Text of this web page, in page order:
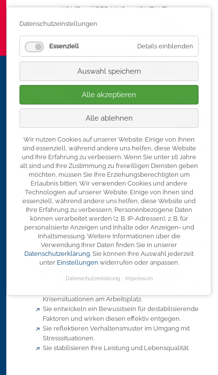
Navigation überspringen
HOME ÜBER UNS KONTAKT
« zurück zur Seminarübersicht
Fit for Work – aktiv
gelebte Resilienz
Inhalt
Das Seminar gibt Ihnen eine Vielzahl von Impulsen wie es
Ihnen gelingt, die psychische Widerstandskraft durch
Förderung der Achtsamkeit, Belastungsfähigkeit und eines
stabilen Kräftehaushalts zu stärken.
Nutzen
Sie erhalten Ihre Leistungsfähigkeit und Resilienz auch
Krisensituationen am Arbeitsplatz.
Sie entwickeln ein Bewusstsein für destabilisierende
Faktoren und wirken diesen effektiv entgegen.
Sie reflektieren Verhaltensmuster im Umgang mit
Stresssituationen.
Sie stabilisieren Ihre Leistung und Lebensqualität.
Datenschutzeinstellungen
Essenziell Details einblenden
Auswahl speichern
Alle akzeptieren
Alle ablehnen
Wir nutzen Cookies auf unserer Website. Einige von ihnen
sind essenziell, während andere uns helfen, diese Website
und Ihre Erfahrung zu verbessern. Wenn Sie unter 16 Jahre
alt sind und Ihre Zustimmung zu freiwilligen Diensten geben
möchten, müssen Sie Ihre Erziehungsberechtigten um
Erlaubnis bitten. Wir verwenden Cookies und andere
Technologien auf unserer Website. Einige von ihnen sind
essenziell, während andere uns helfen, diese Website und
Ihre Erfahrung zu verbessern. Personenbezogene Daten
können verarbeitet werden (z. B. IP-Adressen), z. B. für
personalisierte Anzeigen und Inhalte oder Anzeigen- und
Inhaltsmessung. Weitere Informationen über die
Verwendung Ihrer Daten finden Sie in unserer
Datenschutzerklärung. Sie können Ihre Auswahl jederzeit
unter Einstellungen widerrufen oder anpassen.
Datenschutzerklärung Impressum